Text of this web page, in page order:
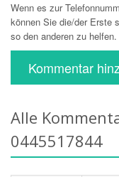
Wenn es zur
können Sie die/der Erste
so den anderen zu helfen.
Kommentar
Alle
0445517844